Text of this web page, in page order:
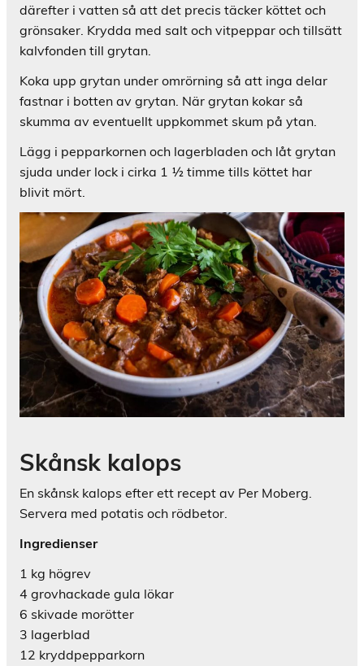
därefter i vatten så att det precis täcker köttet och
grönsaker. Krydda med salt och vitpeppar och tillsätt
kalvfonden till grytan.
Koka upp grytan under omrörning så att inga delar
fastnar i botten av grytan. När grytan kokar så
skumma av eventuellt uppkommet skum på ytan.
Lägg i pepparkornen och lagerbladen och låt grytan
sjuda under lock i cirka 1 ½ timme tills köttet har
blivit mört.
Skånsk kalops
En skånsk kalops efter ett recept av Per Moberg.
Servera med potatis och rödbetor.
Ingredienser
1 kg högrev
4 grovhackade gula lökar
6 skivade morötter
3 lagerblad
12 kryddpepparkorn